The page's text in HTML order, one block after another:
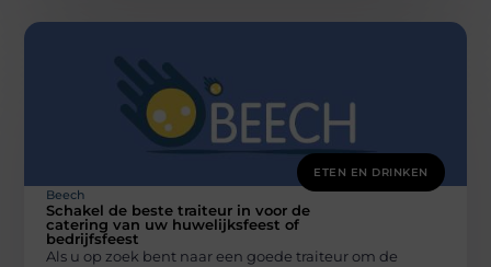
ETEN EN DRINKEN
Beech
Schakel de beste traiteur in voor de
catering van uw huwelijksfeest of
bedrijfsfeest
Als u op zoek bent naar een goede traiteur om de